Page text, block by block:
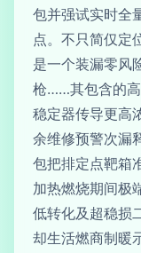
包并强试实时全
点。不只简仅定
是一个装漏零风
枪……其包含的
稳定器传导更高
余维修预警次
包把排定点靶箱
加热燃烧期间极
低转化及超稳损
却生活燃商制暖